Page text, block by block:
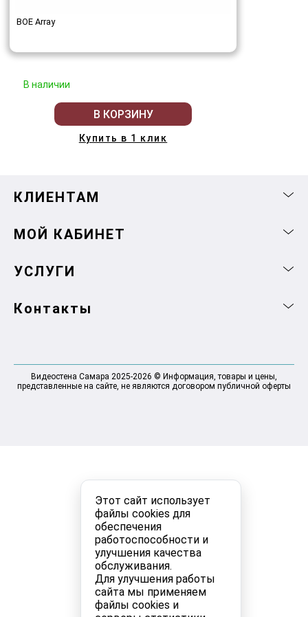
Этот сайт использует
файлы cookies для
обеспечения
работоспособности и
улучшения качества
обслуживания.
Для улучшения работы
сайта мы применяем
файлы cookies и
BOE Array
В наличии
В КОРЗИНУ
Купить в 1 клик
КЛИЕНТАМ
МОЙ КАБИНЕТ
УСЛУГИ
Контакты
Видеостена Самара 2025-2026 © Информация, товары и цены,
представленные на сайте, не являются договором публичной оферты